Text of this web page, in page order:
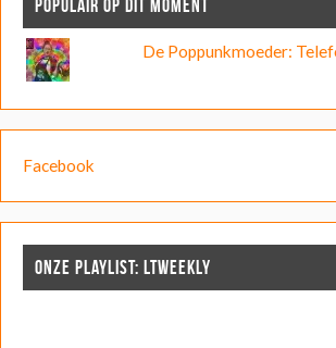
POPULAIR OP DIT MOMENT
De Poppunkmoeder:
Facebook
ONZE PLAYLIST: LTWEEKLY